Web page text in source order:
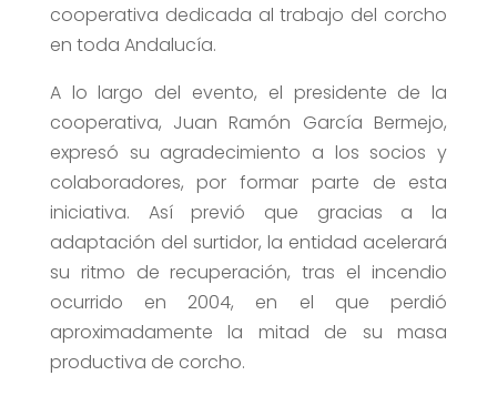
cooperativa dedicada al trabajo del corcho
en toda Andalucía.
A lo largo del evento, el presidente de la
cooperativa, Juan Ramón García Bermejo,
expresó su agradecimiento a los socios y
colaboradores, por formar parte de esta
iniciativa. Así previó que gracias a la
adaptación del surtidor, la entidad acelerará
su ritmo de recuperación, tras el incendio
ocurrido en 2004, en el que perdió
aproximadamente la mitad de su masa
productiva de corcho.